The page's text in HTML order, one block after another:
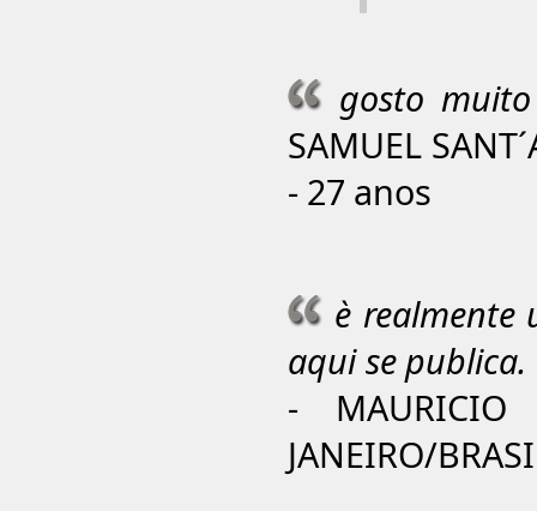
gosto
SAMUEL
- 27 anos
è realmente
aqui se
- MAURICIO
JANEIRO/